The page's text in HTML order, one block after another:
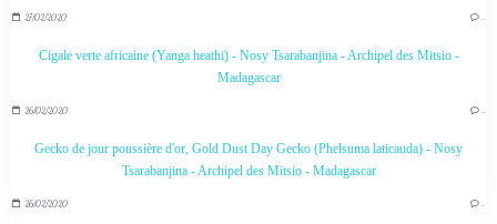
27/02/2020
Cigale verte africaine (Yanga heathi) - Nosy Tsarabanjina - Archipel des Mitsio -
Madagascar
26/02/2020
Gecko de jour poussière d'or, Gold Dust Day Gecko (Phelsuma laticauda) - Nosy
Tsarabanjina - Archipel des Mitsio - Madagascar
26/02/2020